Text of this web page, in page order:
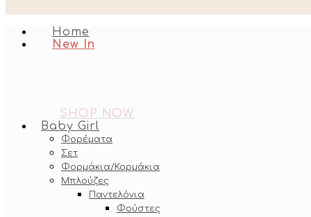
Home
New In
SHOP NOW
Baby Girl
Φορέματα
Σετ
Φορμάκια/Κορμάκια
Μπλούζες
Παντελόνια
Φούστες